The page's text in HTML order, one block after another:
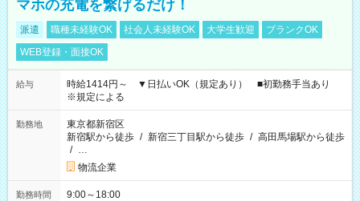
マホの充電を繋げるだけ！
派遣 職種未経験OK 社会人未経験OK 大学生歓迎
ブランクOK
WEB登録・面接OK
給与
時給1414円～ ▼日払いOK（規定あり） ■初勤務手当あり
※規定による
勤務地
東京都新宿区
新宿駅から徒歩 / 新宿三丁目駅から徒歩 / 高田馬場駅から徒歩
/ …
物流企業
勤務時間 9:00～18:00